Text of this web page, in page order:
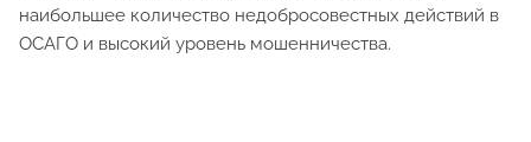
наибольшее количество недобросовестных действий в
ОСАГО и высокий уровень мошенничества.